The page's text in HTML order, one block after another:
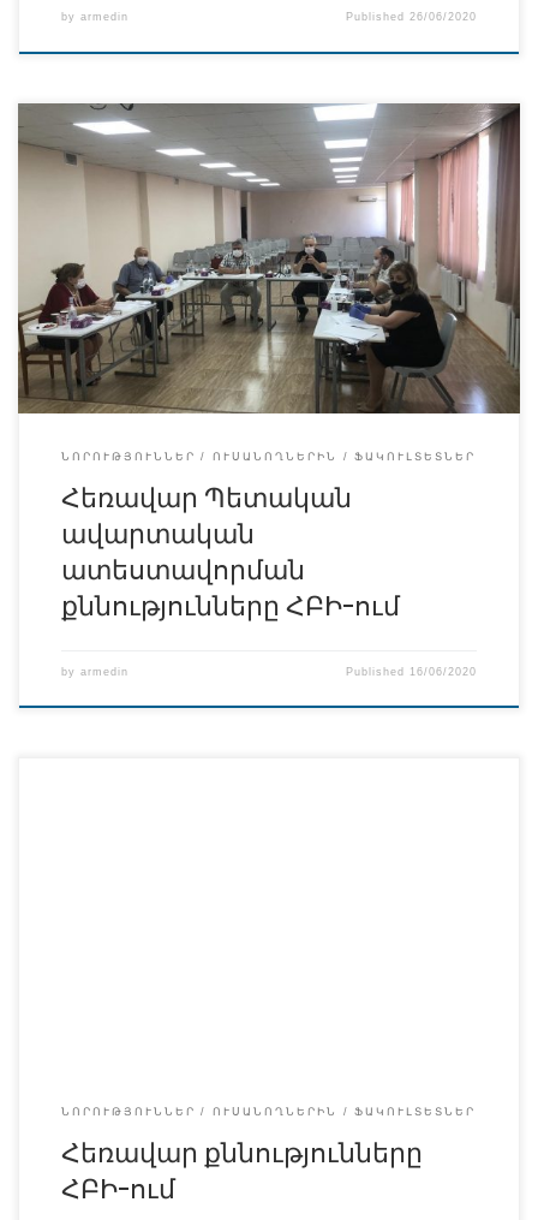
by armedin Published26/06/2020
ՆՈՐՈՒԹՅՈՒՆՆԵՐ ՈՒՍԱՆՈՂՆԵՐԻՆ ՖԱԿՈՒԼՏԵՏՆԵՐ
Հեռավար Պետական
ավարտական
ատեստավորման
քննությունները ՀԲԻ-ում
by armedin Published 16/06/2020
ՆՈՐՈՒԹՅՈՒՆՆԵՐ ՈՒՍԱՆՈՂՆԵՐԻՆ ՖԱԿՈՒԼՏԵՏՆԵՐ
Հեռավար քննությունները
ՀԲԻ-ում